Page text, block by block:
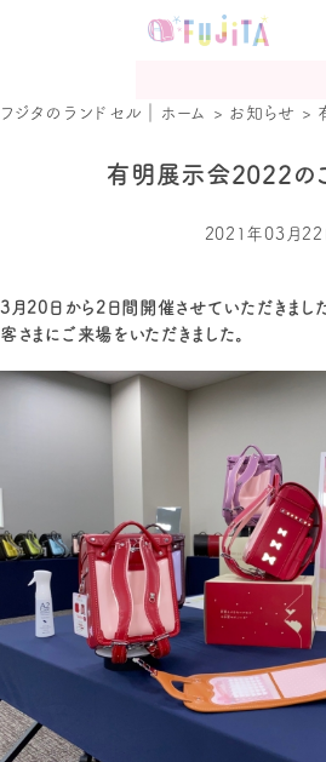
フジタのランドセル｜ホーム
> お知らせ >
有明展示会2022の
2021年03月22
3月20日から2日間開催させていただきまし
客さまにご来場をいただきました。